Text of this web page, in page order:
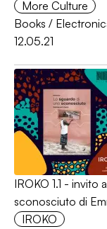
More Culture
Books /
12.05.21
IROKO 1.1 - invito
sconosciuto di
IROKO